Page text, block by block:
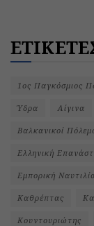
1ος Παγκόσμιος
Ύδρα Αίγινα
Βαλκανικοί
Ελληνική
Εμπορική
Καθρέπτας
Κουντουριώτης